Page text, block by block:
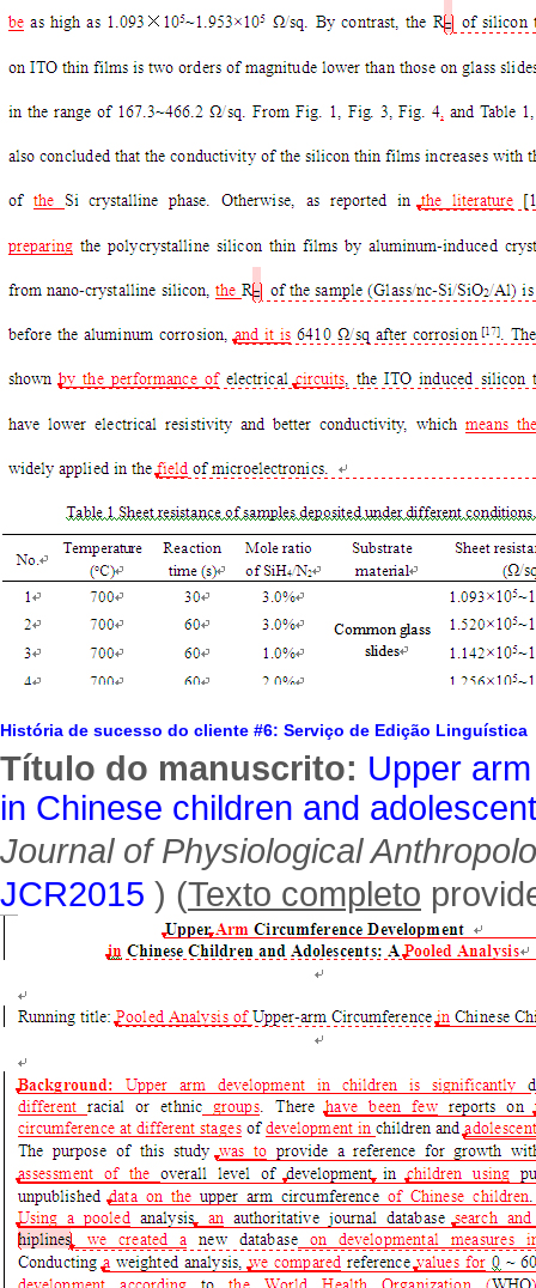
História de sucesso do cliente #6: Serviço de Edição Linguística
Título do manuscrito: Upper
in Chinese children and
Journal of Physiological
JCR2015 ) (Texto completo